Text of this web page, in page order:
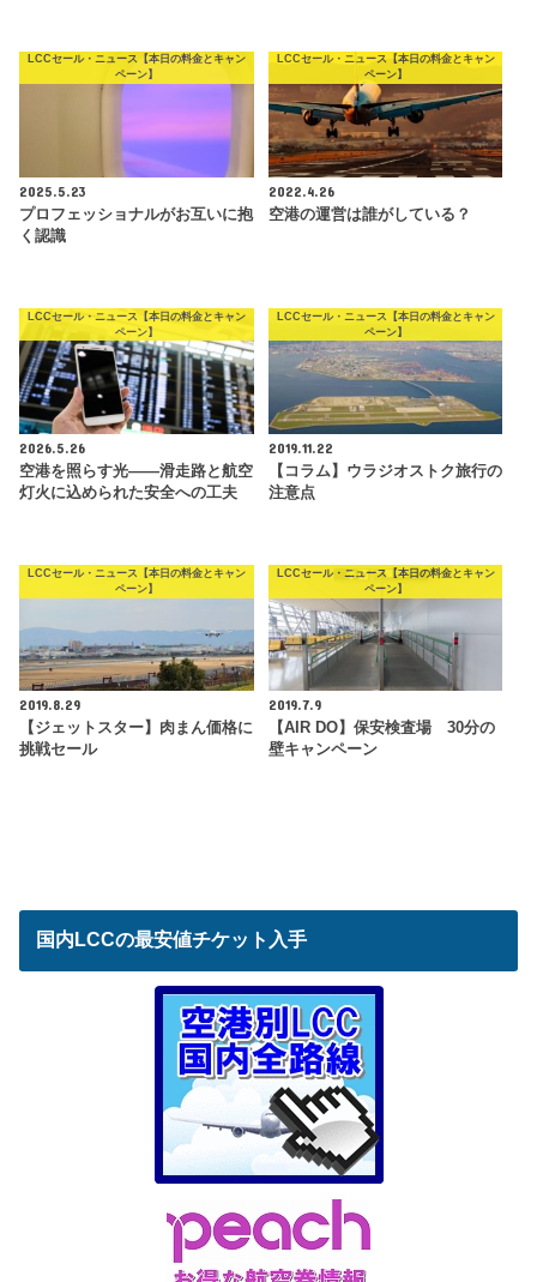
LCCセール・ニュース【本日の料金とキャン
ペーン】
2025.5.23
プロフェッショナルがお互いに抱
く認識
LCCセール・ニュース【本日の料金とキャン
ペーン】
2022.4.26
空港の運営は誰がしている？
LCCセール・ニュース【本日の料金とキャン
ペーン】
2026.5.26
空港を照らす光――滑走路と航空
灯火に込められた安全への工夫
LCCセール・ニュース【本日の料金とキャン
ペーン】
2019.11.22
【コラム】ウラジオストク旅行の
注意点
LCCセール・ニュース【本日の料金とキャン
ペーン】
2019.8.29
【ジェットスター】肉まん価格に
挑戦セール
LCCセール・ニュース【本日の料金とキャン
ペーン】
2019.7.9
【AIR DO】保安検査場 30分の
壁キャンペーン
国内LCCの最安値チケット入手